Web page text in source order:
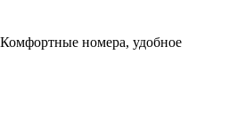
номера, удобное